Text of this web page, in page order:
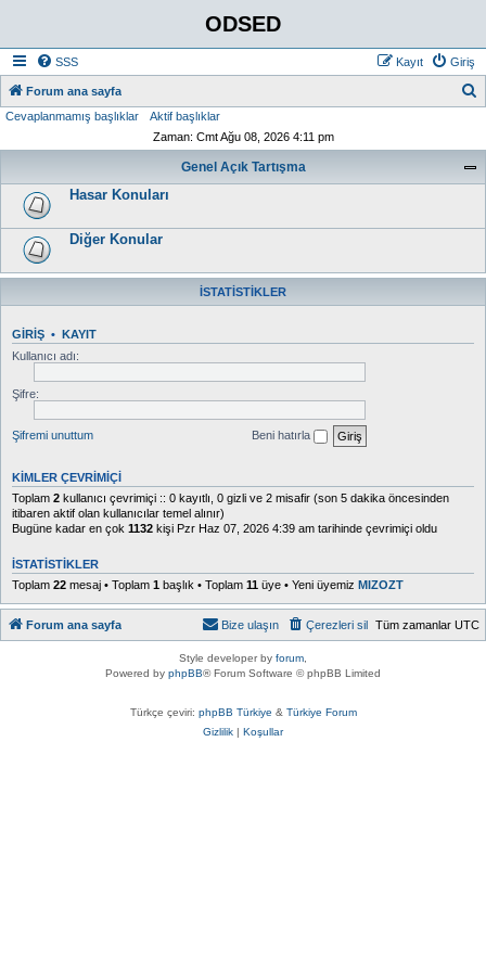
ODSED
SSS Giriş
Kayıt
Forum ana sayfa
Cevaplanmamış başlıklar
Aktif başlıklar
Zaman: Cmt Ağu 08, 2026 4:11 pm
Genel Açık Tartışma
Hasar Konuları
Diğer Konular
İSTATISTIKLER
GIRIŞ • KAYIT
Kullanıcı adı:
Şifre:
Şifremi unuttum Beni hatırla
KIMLER ÇEVRIMIÇI
Toplam 2 kullanıcı çevrimiçi :: 0 kayıtlı, 0 gizli ve 2 misafir (son 5 dakika öncesinden
itibaren aktif olan kullanıcılar temel alınır)
Bugüne kadar en çok 1132 kişi Pzr Haz 07, 2026 4:39 am tarihinde çevrimiçi oldu
İSTATISTIKLER
Toplam 22 mesaj • Toplam 1 başlık • Toplam 11 üye • Yeni üyemiz MIZOZT
Forum ana sayfa Tüm zamanlar UTC
Çerezleri sil
Bize ulaşın
Style developer by forum
Powered by phpBB® Forum Software © phpBB Limited
Türkçe çeviri: phpBB Türkiye & Türkiye Forum
Gizlilik | Koşullar